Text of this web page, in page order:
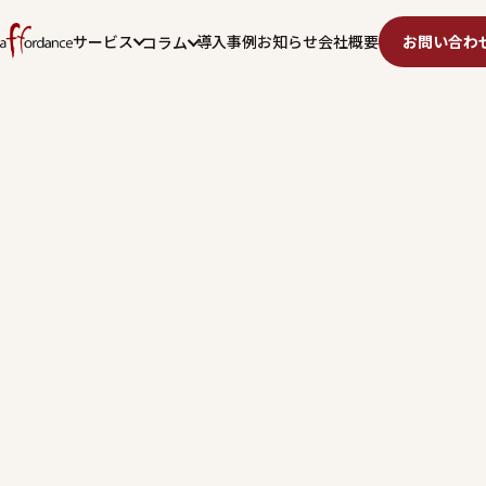
サービス コラム 導入事例お知らせ会社概要 お問い合わ